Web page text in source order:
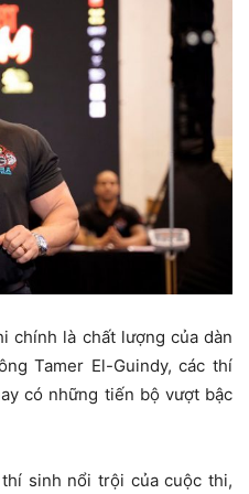
chính là chất lượng của dàn
Tamer El-Guindy, các thí
có những tiến bộ vượt bậc
sinh nổi trội của cuộc thi,